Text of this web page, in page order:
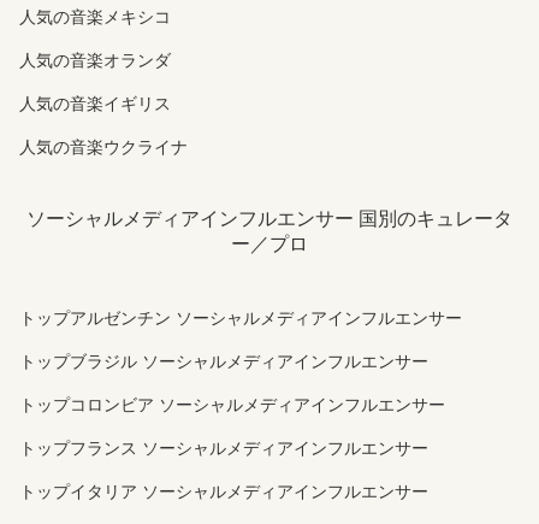
人気の音楽メキシコ
人気の音楽オランダ
人気の音楽イギリス
人気の音楽ウクライナ
ソーシャルメディアインフルエンサー 国別のキュレータ
ー／プロ
トップアルゼンチン ソーシャルメディアインフルエンサー
トップブラジル ソーシャルメディアインフルエンサー
トップコロンビア ソーシャルメディアインフルエンサー
トップフランス ソーシャルメディアインフルエンサー
トップイタリア ソーシャルメディアインフルエンサー